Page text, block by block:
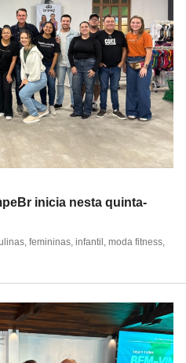
inicia nesta quinta-
femininas, infantil, moda fitness,